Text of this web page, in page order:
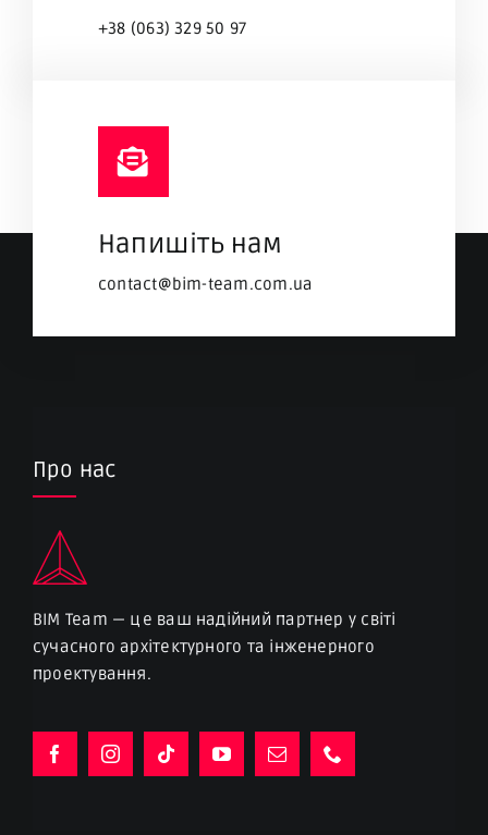
+38 (063) 329 50 97
Напишіть нам
contact@bim-team.com.ua
Про нас
BIM Team — це ваш надійний партнер у світі
сучасного архітектурного та інженерного
проектування.